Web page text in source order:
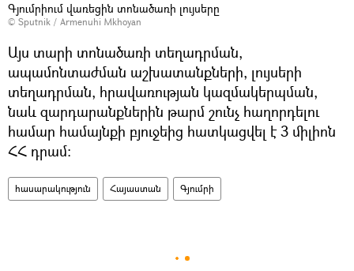
Գյումրիում վառեցին տոնածառի լույսերը
© Sputnik / Armenuhi Mkhoyan
Այս տարի տոնածառի տեղադրման,
ապամոնտաժման աշխատանքների, լույսերի
տեղադրման, հրավառության կազմակերպման,
նաև զարդարանքներին թարմ շունչ հաղորդելու
համար համայնքի բյուջեից հատկացվել է 3 միլիոն
ՀՀ դրամ:
հասարակություն Հայաստան Գյումրի